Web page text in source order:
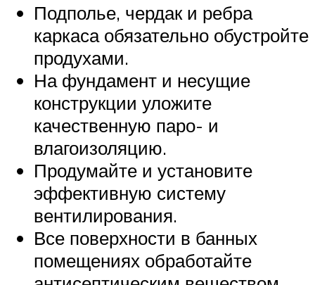
Подполье, чердак и ребра
каркаса обязательно обустройте
продухами.
На фундамент и несущие
конструкции уложите
качественную паро- и
влагоизоляцию.
Продумайте и установите
эффективную систему
вентилирования.
Все поверхности в банных
помещениях обработайте